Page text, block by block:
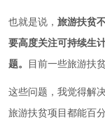
也就是说， 旅游扶贫
要高度关注可持续生
题。
目前一些旅游扶
这些问题，我觉得解
旅游扶贫项目都能百